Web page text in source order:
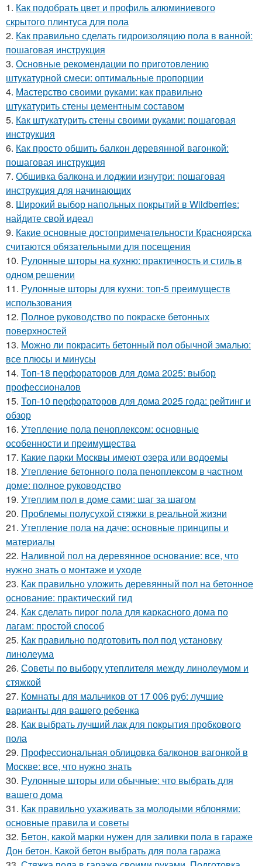
1. Как подобрать цвет и профиль алюминиевого
скрытого плинтуса для пола
2. Как правильно сделать гидроизоляцию пола в ванной:
пошаговая инструкция
3. Основные рекомендации по приготовлению
штукатурной смеси: оптимальные пропорции
4. Мастерство своими руками: как правильно
штукатурить стены цементным составом
5. Как штукатурить стены своими руками: пошаговая
инструкция
6. Как просто обшить балкон деревянной вагонкой:
пошаговая инструкция
7. Обшивка балкона и лоджии изнутри: пошаговая
инструкция для начинающих
8. Широкий выбор напольных покрытий в Wildberries:
найдите свой идеал
9. Какие основные достопримечательности Красноярска
считаются обязательными для посещения
10. Рулонные шторы на кухню: практичность и стиль в
одном решении
11. Рулонные шторы для кухни: топ-5 преимуществ
использования
12. Полное руководство по покраске бетонных
поверхностей
13. Можно ли покрасить бетонный пол обычной эмалью:
все плюсы и минусы
14. Топ-18 перфораторов для дома 2025: выбор
профессионалов
15. Топ-10 перфораторов для дома 2025 года: рейтинг и
обзор
16. Утепление пола пеноплексом: основные
особенности и преимущества
17. Какие парки Москвы имеют озера или водоемы
18. Утепление бетонного пола пеноплексом в частном
доме: полное руководство
19. Утеплим пол в доме сами: шаг за шагом
20. Проблемы полусухой стяжки в реальной жизни
21. Утепление пола на даче: основные принципы и
материалы
22. Наливной пол на деревянное основание: все, что
нужно знать о монтаже и уходе
23. Как правильно уложить деревянный пол на бетонное
основание: практический гид
24. Как сделать пирог пола для каркасного дома по
лагам: простой способ
25. Как правильно подготовить пол под установку
линолеума
26. Советы по выбору утеплителя между линолеумом и
стяжкой
27. Комнаты для мальчиков от 17 006 руб: лучшие
варианты для вашего ребенка
28. Как выбрать лучший лак для покрытия пробкового
пола
29. Профессиональная облицовка балконов вагонкой в
Москве: все, что нужно знать
30. Рулонные шторы или обычные: что выбрать для
вашего дома
31. Как правильно ухаживать за молодыми яблонями:
основные правила и советы
32. Бетон, какой марки нужен для заливки пола в гараже
Дон бетон. Какой бетон выбрать для пола гаража